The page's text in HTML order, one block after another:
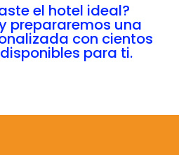
el hotel ideal?
prepararemos una
con cientos
para ti.